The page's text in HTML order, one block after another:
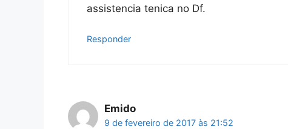
assistencia tenica no Df.
Responder
Emido
9 de fevereiro de 2017 às 21:52